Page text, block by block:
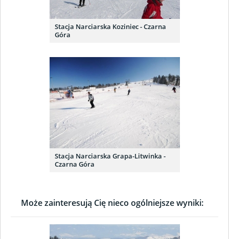
Stacja Narciarska Koziniec - Czarna
Góra
Stacja Narciarska Grapa-Litwinka -
Czarna Góra
Może zainteresują Cię nieco ogólniejsze wyniki: